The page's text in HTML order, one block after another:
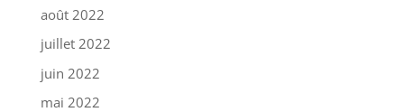
août 2022
juillet 2022
juin 2022
mai 2022